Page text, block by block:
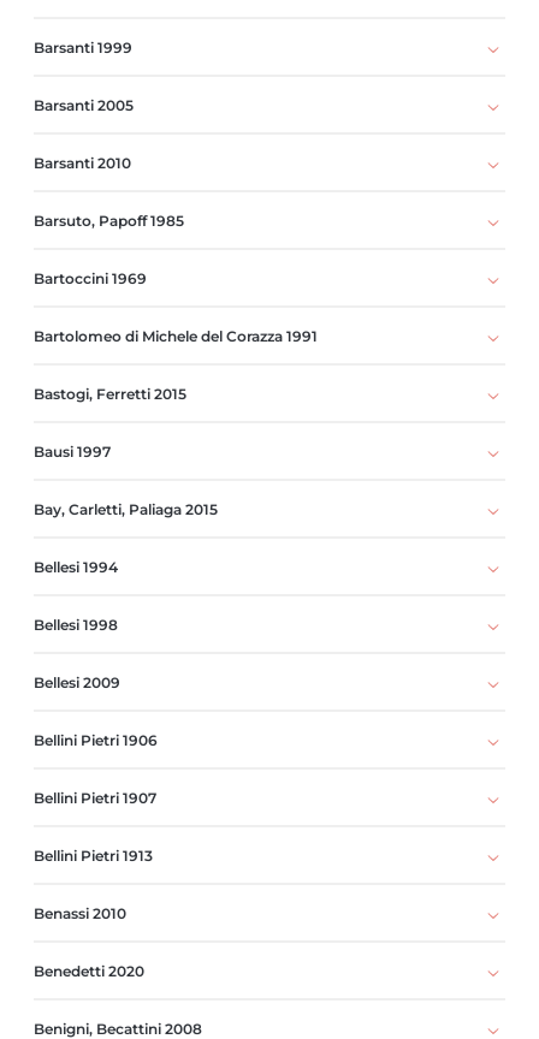
Barsanti 1999
Barsanti 2005
Barsanti 2010
Barsuto, Papoff 1985
Bartoccini 1969
Bartolomeo di Michele del Corazza 1991
Bastogi, Ferretti 2015
Bausi 1997
Bay, Carletti, Paliaga 2015
Bellesi 1994
Bellesi 1998
Bellesi 2009
Bellini Pietri 1906
Bellini Pietri 1907
Bellini Pietri 1913
Benassi 2010
Benedetti 2020
Benigni, Becattini 2008